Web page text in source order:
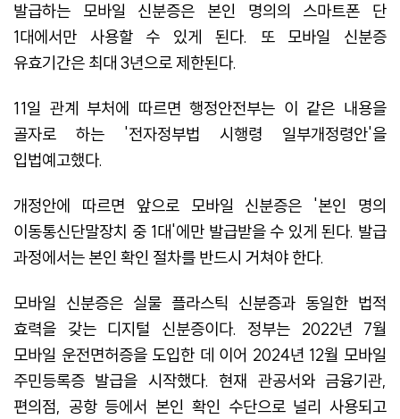
발급하는 모바일 신분증은 본인 명의의 스마트폰 단
1대에서만 사용할 수 있게 된다. 또 모바일 신분증
유효기간은 최대 3년으로 제한된다.
11일 관계 부처에 따르면 행정안전부는 이 같은 내용을
골자로 하는 '전자정부법 시행령 일부개정령안'을
입법예고했다.
개정안에 따르면 앞으로 모바일 신분증은 '본인 명의
이동통신단말장치 중 1대'에만 발급받을 수 있게 된다. 발급
과정에서는 본인 확인 절차를 반드시 거쳐야 한다.
모바일 신분증은 실물 플라스틱 신분증과 동일한 법적
효력을 갖는 디지털 신분증이다. 정부는 2022년 7월
모바일 운전면허증을 도입한 데 이어 2024년 12월 모바일
주민등록증 발급을 시작했다. 현재 관공서와 금융기관,
편의점, 공항 등에서 본인 확인 수단으로 널리 사용되고